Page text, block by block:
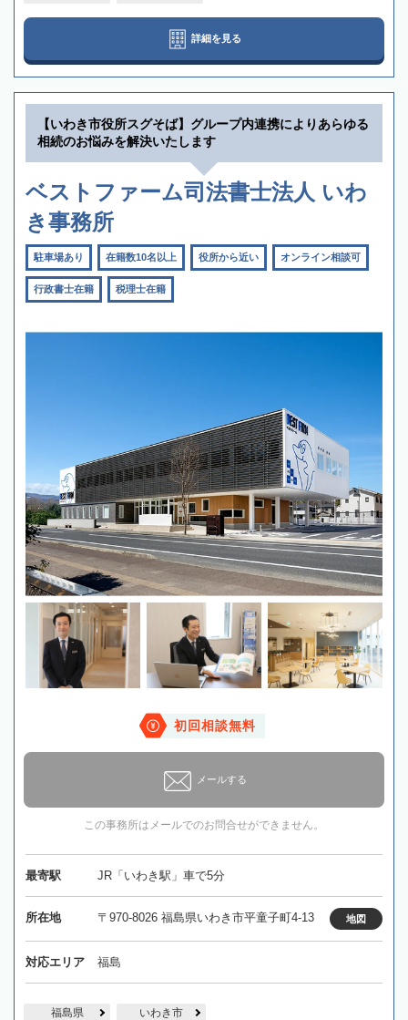
詳細を見る
【いわき市役所スグそば】グループ内連携によりあらゆる
相続のお悩みを解決いたします
ベストファーム司法書士法人 いわ
き事務所
駐車場あり 在籍数10名以上 役所から近い オンライン相談可
行政書士在籍 税理士在籍
初回相談無料
メールする
この事務所はメールでのお問合せができません。
最寄駅 JR「いわき駅」車で5分
所在地 〒970-8026 福島県いわき市平童子町4-13 地図
対応エリア 福島
福島県 いわき市